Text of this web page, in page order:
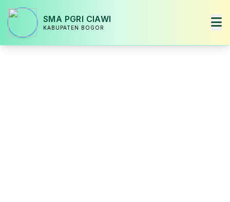
SMA PGRI CIAWI
KABUPATEN BOGOR